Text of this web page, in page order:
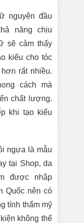
nguyên đầu
năng chịu
sẽ cảm thấy
kiểu cho tóc
rất nhiều.
cách mà
chất lượng.
khi tạo kiểu
ngựa là mẫu
tại Shop, da
được nhập
Quốc nên có
tính thẩm mỹ
không thể